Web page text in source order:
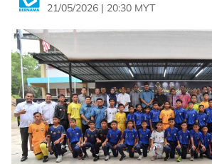
21/05/2026 | 20:30 MYT